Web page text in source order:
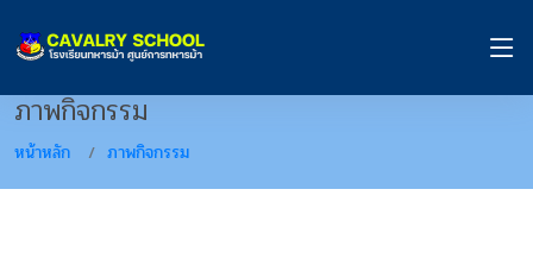
ภาพกิจกรรม
หน้าหลัก ภาพกิจกรรม